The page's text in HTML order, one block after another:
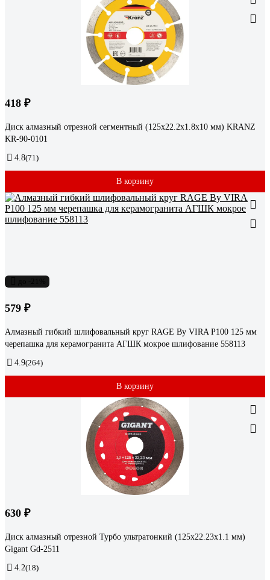
418 ₽
Диск алмазный отрезной сегментный (125x22.2x1.8x10 мм) KRANZ
KR-90-0101
4.8(71)
В корзину
579 ₽
Алмазный гибкий шлифовальный круг RAGE By VIRA Р100 125 мм
черепашка для керамогранита АГШК мокрое шлифование 558113
4.9(264)
В корзину
630 ₽
Диск алмазный отрезной Турбо ультратонкий (125x22.23х1.1 мм)
Gigant Gd-2511
4.2(18)